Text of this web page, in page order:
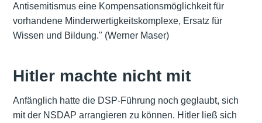
Antisemitismus eine Kompensationsmöglichkeit für
vorhandene Minderwertigkeitskomplexe, Ersatz für
Wissen und Bildung." (Werner Maser)
Hitler machte nicht mit
Anfänglich hatte die DSP-Führung noch geglaubt, sich
mit der NSDAP arrangieren zu können. Hitler ließ sich